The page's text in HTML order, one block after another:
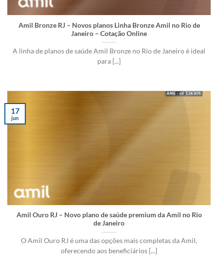
Amil Bronze RJ – Novos planos Linha Bronze Amil no Rio de
Janeiro – Cotação Online
A linha de planos de saúde Amil Bronze no Rio de Janeiro é ideal
para [...]
Amil Ouro RJ – Novo plano de saúde premium da Amil no Rio
de Janeiro
O Amil Ouro RJ é uma das opções mais completas da Amil,
oferecendo aos beneficiários [...]
17
jun